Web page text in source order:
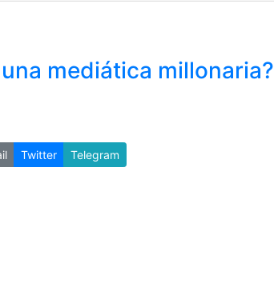
mediática millonaria?
Twitter Telegram